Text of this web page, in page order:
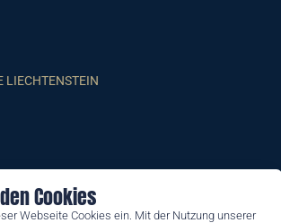
Cookies
Webseite Cookies ein. Mit der Nutzung unserer